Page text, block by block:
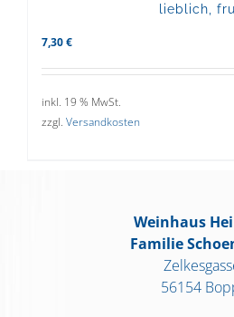
lieblich,
7,30 €
inkl. 19 % MwSt.
zzgl. Versandkosten
Weinhaus
Familie
56154